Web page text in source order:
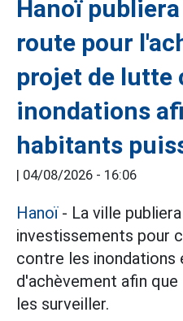
Hanoï
route pour
projet de lutte
inondations
habitants
04/08/2026 - 16:06
Hanoï- La ville
investissements pour
contre les
d'achèvement afin
les surveiller.